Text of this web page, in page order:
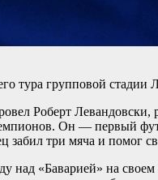
тура групповой
Роберт
Он — первый
три мяча и помог
над «Баварией» на